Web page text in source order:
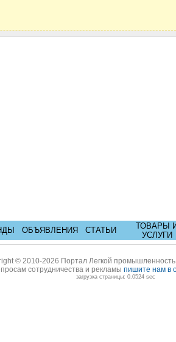
ОБЪЯВЛЕНИЯ СТАТЬИ
ТОВАРЫ
УСЛУГИ
© 2010-2026 Портал Легкой
сотрудничества и рекламы пишите нам в
загрузка страницы: 0.0524 sec